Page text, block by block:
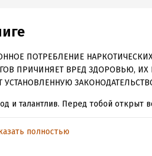
ПОТРЕБЛЕНИЕ
ПРИЧИНЯЕТ ВРЕД ЗДОРОВЬЮ,
УСТАНОВЛЕННУЮ
и талантлив. Перед тобой открыт
жизнью. Только все твои
полностью